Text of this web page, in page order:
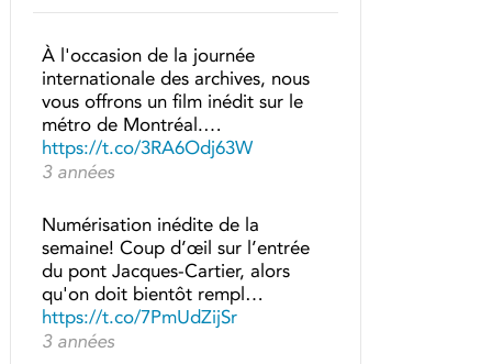
À l'occasion de la journée
internationale des archives, nous
vous offrons un film inédit sur le
métro de Montréal.…
https://t.co/3RA6Odj63W
3 années
Numérisation inédite de la
semaine! Coup d’œil sur l’entrée
du pont Jacques-Cartier, alors
qu'on doit bientôt rempl…
https://t.co/7PmUdZijSr
3 années